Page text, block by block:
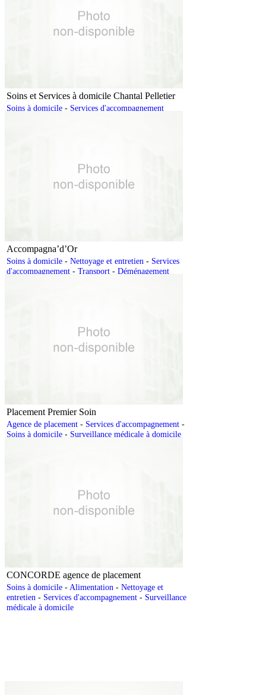
Soins et Services à domicile Chantal Pelletier
Soins à domicile - Services d'accompagnement
Accompagna’d’Or
Soins à domicile - Nettoyage et entretien - Services
d'accompagnement - Transport - Déménagement
Placement Premier Soin
Agence de placement - Services d'accompagnement -
Soins à domicile - Surveillance médicale à domicile
CONCORDE agence de placement
Soins à domicile - Alimentation - Nettoyage et
entretien - Services d'accompagnement - Surveillance
médicale à domicile